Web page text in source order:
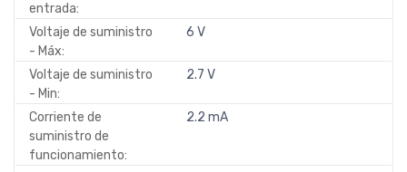
entrada:
Voltaje de suministro
- Máx:
6 V
Voltaje de suministro
- Min:
2.7 V
Corriente de
suministro de
funcionamiento:
2.2 mA